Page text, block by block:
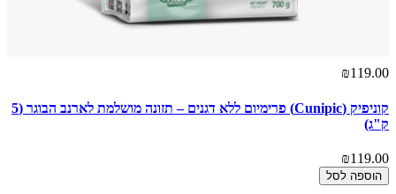
₪119.00
קוניפיק (Cunipic) פרימיום ללא דגנים – תזונה מושלמת לארנב הבוגר (5
ק"ג)
₪119.00
הוספה לסל